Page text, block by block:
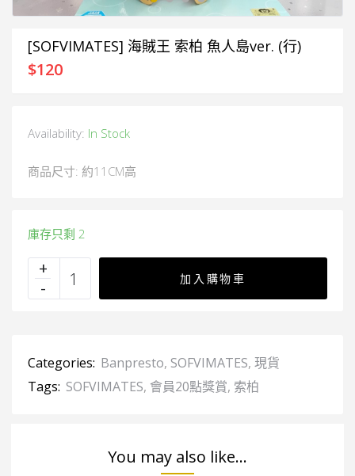
[SOFVIMATES] 海賊王 索柏 魚人島ver. (行)
$120
Availability: In Stock
商品尺寸: 約11CM高
庫存只剩 2
加入購物車
Categories: Banpresto, SOFVIMATES, 現貨
Tags: SOFVIMATES, 會員20點獎賞, 索柏
You may also like...